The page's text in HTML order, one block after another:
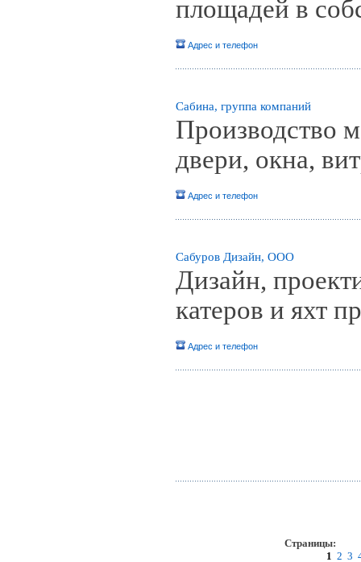
площадей в
Адрес и телефон
Сабина, группа компаний
Производство
двери, окна,
Адрес и телефон
Сабуров Дизайн, ООО
Дизайн,
катеров и яхт
Адрес и телефон
Страницы:
1 2 3